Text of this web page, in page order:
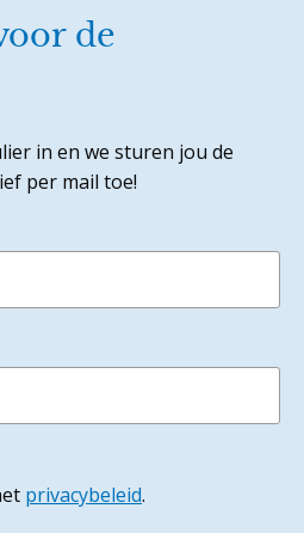
de
in en we sturen jou de
per mail toe!
privacybeleid.